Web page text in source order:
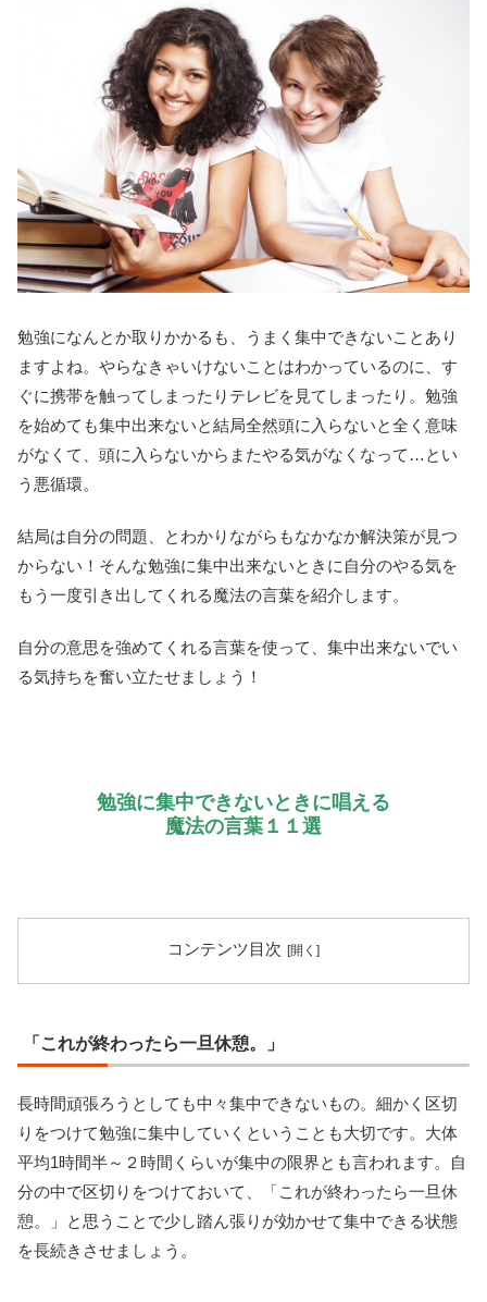
勉強になんとか取りかかるも、うまく集中できないことあり
ますよね。やらなきゃいけないことはわかっているのに、す
ぐに携帯を触ってしまったりテレビを見てしまったり。勉強
を始めても集中出来ないと結局全然頭に入らないと全く意味
がなくて、頭に入らないからまたやる気がなくなって…とい
う悪循環。
結局は自分の問題、とわかりながらもなかなか解決策が見つ
からない！そんな勉強に集中出来ないときに自分のやる気を
もう一度引き出してくれる魔法の言葉を紹介します。
自分の意思を強めてくれる言葉を使って、集中出来ないでい
る気持ちを奮い立たせましょう！
勉強に集中できないときに唱える
魔法の言葉１１選
コンテンツ目次
「これが終わったら一旦休憩。」
長時間頑張ろうとしても中々集中できないもの。細かく区切
りをつけて勉強に集中していくということも大切です。大体
平均1時間半～２時間くらいが集中の限界とも言われます。自
分の中で区切りをつけておいて、「これが終わったら一旦休
憩。」と思うことで少し踏ん張りが効かせて集中できる状態
を長続きさせましょう。